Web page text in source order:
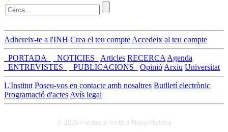
Adhereix-te a l'INH Crea el teu compte Accedeix al teu compte
_PORTADA_ _NOTICIES_ Articles RECERCA Agenda
_ENTREVISTES_
_PUBLICACIONS_ Opinió Arxiu Universitat
L'Institut Poseu-vos en contacte amb nosaltres Butlletí electrònic
Programació d'actes Avís legal
© 2026 Fundació Institut Nova Història